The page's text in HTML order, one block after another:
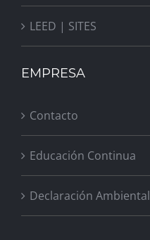
LEED | SITES
EMPRESA
Contacto
Educación Continua
Declaración Ambiental